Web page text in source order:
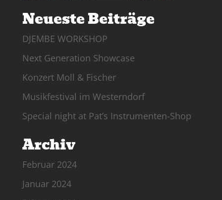
Neueste Beiträge
DJEMBE WORKSHOP
Next Generation Showcase
Konzert Moll & Fischer
Musikfestival im Westerndorf
Special night at Pat’s Instrumenten-Shop
Archiv
Februar 2024
Januar 2024